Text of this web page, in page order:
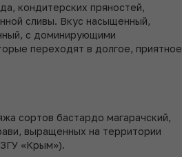
кондитерских пряностей,
сливы. Вкус насыщенный,
с доминирующими
переходят в долгое, приятное
сортов бастардо магарачский,
выращенных на территории
«Крым»).